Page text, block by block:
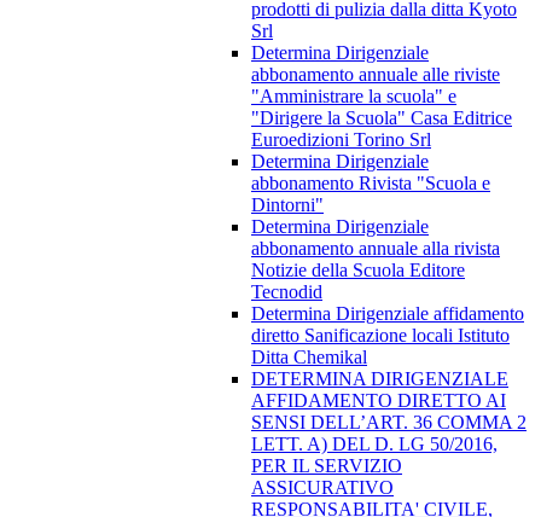
prodotti di pulizia dalla ditta Kyoto
Srl
Determina Dirigenziale
abbonamento annuale alle riviste
"Amministrare la scuola" e
"Dirigere la Scuola" Casa Editrice
Euroedizioni Torino Srl
Determina Dirigenziale
abbonamento Rivista "Scuola e
Dintorni"
Determina Dirigenziale
abbonamento annuale alla rivista
Notizie della Scuola Editore
Tecnodid
Determina Dirigenziale affidamento
diretto Sanificazione locali Istituto
Ditta Chemikal
DETERMINA DIRIGENZIALE
AFFIDAMENTO DIRETTO AI
SENSI DELL’ART. 36 COMMA 2
LETT. A) DEL D. LG 50/2016,
PER IL SERVIZIO
ASSICURATIVO
RESPONSABILITA' CIVILE,